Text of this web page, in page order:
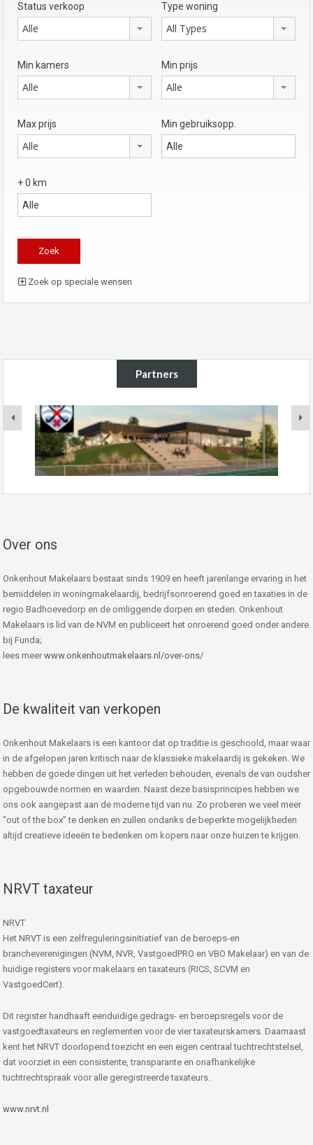
Status verkoop
Alle
Type woning
All Types
Min kamers
Alle
Min prijs
Alle
Max prijs
Alle
Min gebruiksopp.
+ 0 km
Zoek op speciale wensen
Partners
Over ons
Onkenhout Makelaars bestaat sinds 1909 en heeft jarenlange ervaring in het
bemiddelen in woningmakelaardij, bedrijfsonroerend goed en taxaties in de
regio Badhoevedorp en de omliggende dorpen en steden. Onkenhout
Makelaars is lid van de NVM en publiceert het onroerend goed onder andere
bij Funda;
lees meer www.onkenhoutmakelaars.nl/over-ons/
De kwaliteit van verkopen
Onkenhout Makelaars is een kantoor dat op traditie is geschoold, maar waar
in de afgelopen jaren kritisch naar de klassieke makelaardij is gekeken. We
hebben de goede dingen uit het verleden behouden, evenals de van oudsher
opgebouwde normen en waarden. Naast deze basisprincipes hebben we
ons ook aangepast aan de moderne tijd van nu. Zo proberen we veel meer
“out of the box” te denken en zullen ondanks de beperkte mogelijkheden
altijd creatieve ideeën te bedenken om kopers naar onze huizen te krijgen.
NRVT taxateur
NRVT
Het NRVT is een zelfreguleringsinitiatief van de beroeps-en
brancheverenigingen (NVM, NVR, VastgoedPRO en VBO Makelaar) en van de
huidige registers voor makelaars en taxateurs (RICS, SCVM en
VastgoedCert).
Dit register handhaaft eenduidige gedrags- en beroepsregels voor de
vastgoedtaxateurs en reglementen voor de vier taxateurskamers. Daarnaast
kent het NRVT doorlopend toezicht en een eigen centraal tuchtrechtstelsel,
dat voorziet in een consistente, transparante en onafhankelijke
tuchtrechtspraak voor alle geregistreerde taxateurs.
www.nrvt.nl